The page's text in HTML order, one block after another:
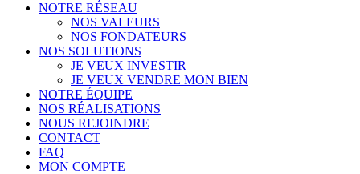
NOTRE RÉSEAU
NOS VALEURS
NOS FONDATEURS
NOS SOLUTIONS
JE VEUX INVESTIR
JE VEUX VENDRE MON BIEN
NOTRE ÉQUIPE
NOS RÉALISATIONS
NOUS REJOINDRE
CONTACT
FAQ
MON COMPTE